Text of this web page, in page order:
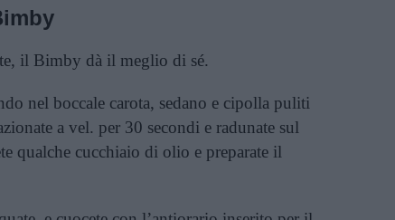
il Bimby dà il meglio di sé.
nel boccale carota, sedano e cipolla puliti
a vel. per 30 secondi e radunate sul
qualche cucchiaio di olio e preparate il